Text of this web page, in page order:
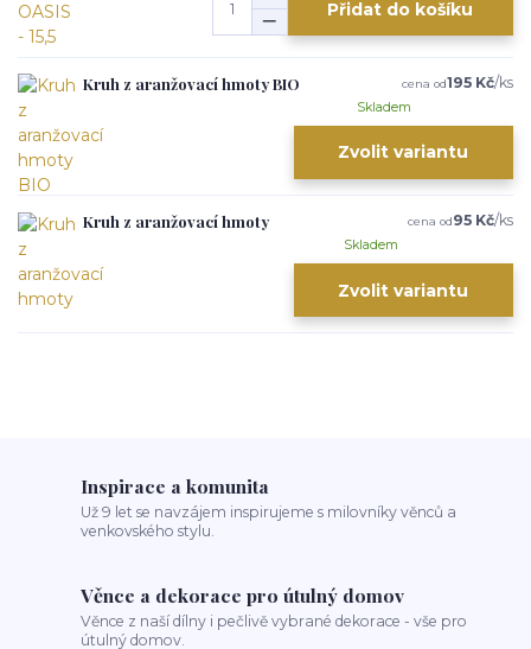
Přidat do košíku
Kruh z aranžovací hmoty BIO cena od195 Kč/ks
Skladem
Zvolit variantu
Kruh z aranžovací hmoty cena od95 Kč/ks
Skladem
Zvolit variantu
Inspirace a komunita
Už 9 let se navzájem inspirujeme s milovníky věnců a
venkovského stylu.
Věnce a dekorace pro útulný domov
Věnce z naší dílny i pečlivě vybrané dekorace - vše pro
útulný domov.